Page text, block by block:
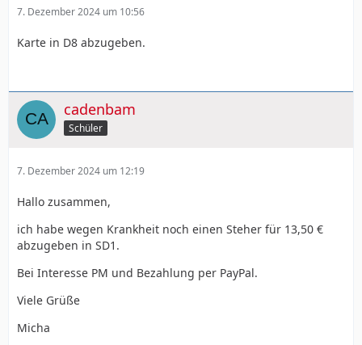
7. Dezember 2024 um 10:56
Karte in D8 abzugeben.
cadenbam
Schüler
7. Dezember 2024 um 12:19
Hallo zusammen,
ich habe wegen Krankheit noch einen Steher für 13,50 €
abzugeben in SD1.
Bei Interesse PM und Bezahlung per PayPal.
Viele Grüße
Micha